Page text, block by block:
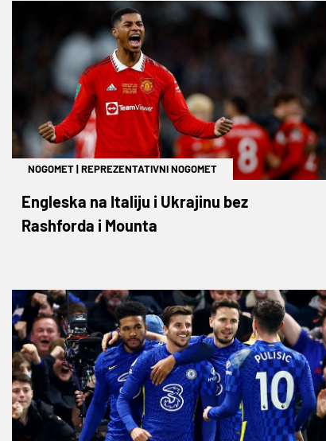
NOGOMET|REPREZENTATIVNI NOGOMET
Engleska na Italiju i Ukrajinu bez
Rashforda i Mounta